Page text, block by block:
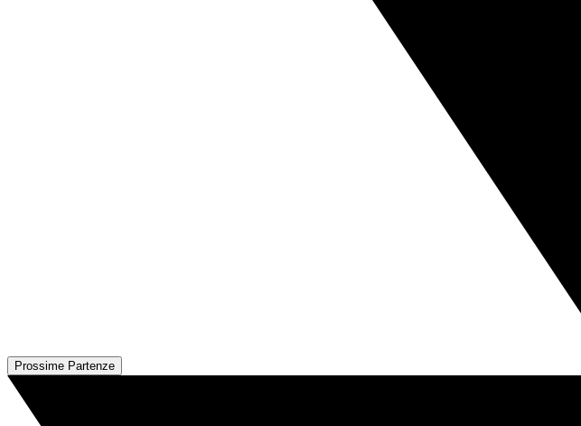
Prossime Partenze